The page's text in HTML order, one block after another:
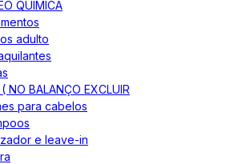
QUIMICA
adulto
NO BALANÇO EXCLUIR
para cabelos
e leave-in